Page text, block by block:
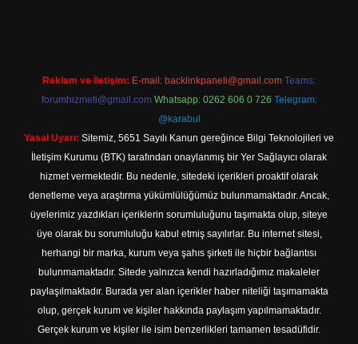
Reklam ve İletişim: E-mail: backlinkpaneli@gmail.com Teams:
forumhizmeti@gmail.com Whatsapp: 0262 606 0 726 Telegram:
@karabul
Yasal Uyarı: Sitemiz, 5651 Sayılı Kanun gereğince Bilgi Teknolojileri ve
İletişim Kurumu (BTK) tarafından onaylanmış bir Yer Sağlayıcı olarak
hizmet vermektedir. Bu nedenle, sitedeki içerikleri proaktif olarak
denetleme veya araştırma yükümlülüğümüz bulunmamaktadır. Ancak,
üyelerimiz yazdıkları içeriklerin sorumluluğunu taşımakta olup, siteye
üye olarak bu sorumluluğu kabul etmiş sayılırlar. Bu internet sitesi,
herhangi bir marka, kurum veya şahıs şirketi ile hiçbir bağlantısı
bulunmamaktadır. Sitede yalnızca kendi hazırladığımız makaleler
paylaşılmaktadır. Burada yer alan içerikler haber niteliği taşımamakta
olup, gerçek kurum ve kişiler hakkında paylaşım yapılmamaktadır.
Gerçek kurum ve kişiler ile isim benzerlikleri tamamen tesadüfidir.